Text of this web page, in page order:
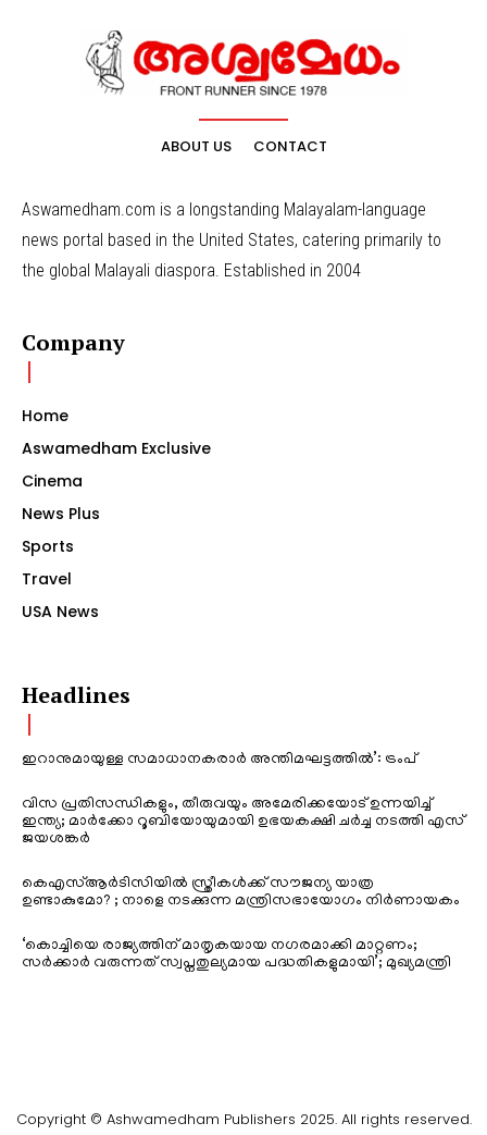
ABOUT US CONTACT
Aswamedham.com is a longstanding Malayalam-language
news portal based in the United States, catering primarily to
the global Malayali diaspora. Established in 2004
Company
Home
Aswamedham Exclusive
Cinema
News Plus
Sports
Travel
USA News
Headlines
ഇറാനുമായുള്ള സമാധാനകരാർ അന്തിമഘട്ടത്തിൽ‌’: ട്രംപ്
വിസ പ്രതിസന്ധികളും, തീരുവയും അമേരിക്കയോട് ഉന്നയിച്ച്
ഇന്ത്യ; മാർക്കോ റൂബിയോയുമായി ഉഭയകക്ഷി ചർച്ച നടത്തി എസ്
ജയശങ്കർ
കെഎസ്ആർടിസിയിൽ സ്ത്രീകൾക്ക് സൗജന്യ യാത്ര
ഉണ്ടാകുമോ? ; നാളെ നടക്കുന്ന മന്ത്രിസഭായോഗം നിർണായകം
‘കൊച്ചിയെ രാജ്യത്തിന് മാതൃകയായ നഗരമാക്കി മാറ്റണം;
സർക്കാർ വരുന്നത് സ്വപ്നതുല്യമായ പദ്ധതികളുമായി’; മുഖ്യമന്ത്രി
Copyright © Ashwamedham Publishers 2025. All rights reserved.